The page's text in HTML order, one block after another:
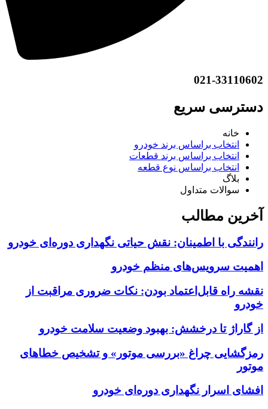
021-33110602
دسترسی سریع
خانه
انتخاب براساس برند خودرو
انتخاب براساس برند قطعات
انتخاب براساس نوع قطعه
بلاگ
سوالات متداول
آخرین مطالب
رانندگی با اطمینان: نقش حیاتی نگهداری دوره‌ای خودرو
اهمیت سرویس‌های منظم خودرو
نقشه راه قابل‌اعتماد بودن: نکات ضروری مراقبت از
خودرو
از گاراژ تا درخشش: بهبود وضعیت سلامت خودرو
رمزگشایی چراغ «بررسی موتور» و تشخیص خطاهای
موتور
افشای اسرار نگهداری دوره‌ای خودرو